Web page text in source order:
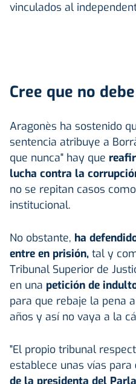
vinculados al
Cree que no
Aragonès ha sostenido
sentencia atribuye a
que nunca" hay que
lucha contra la
no se repitan casos
institucional.
No obstante, ha
entre en prisión, tal y
Tribunal Superior de
en una petición de
para que rebaje la pena
años y así no vaya a la
"El propio tribunal
establece unas vías para
de la presidenta del